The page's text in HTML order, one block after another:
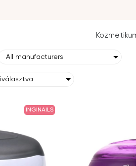
All manufacturers
INGINAILS